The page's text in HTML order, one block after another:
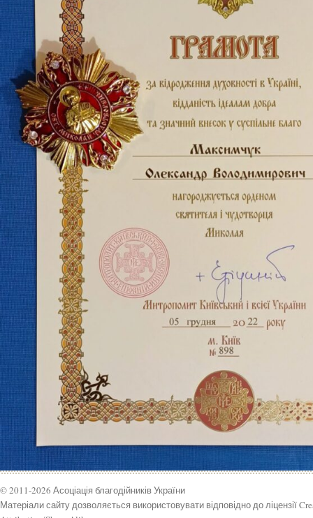
© 2011-2026 Асоціація благодійників України
Матеріали сайту дозволяється використовувати відповідно до ліцензії